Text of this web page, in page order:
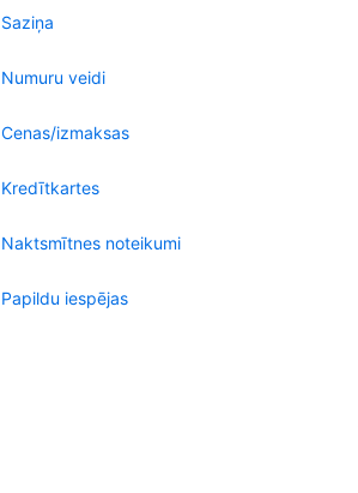
Saziņa
Numuru veidi
Cenas/izmaksas
Kredītkartes
Naktsmītnes noteikumi
Papildu iespējas